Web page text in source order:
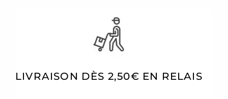
LIVRAISON DÈS 2,50€ EN RELAIS